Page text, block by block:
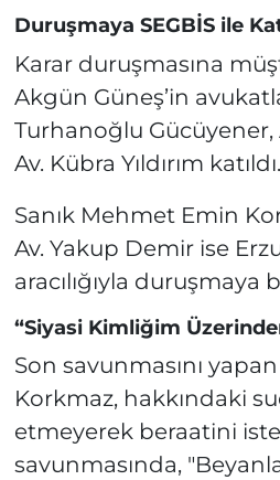
Duruşmaya SEGBİS ile
Karar duruşmasına
Akgün Güneş’in
Turhanoğlu Gücüyener,
Av. Kübra Yıldırım katıldı.
Sanık Mehmet Emin
Av. Yakup Demir ise
aracılığıyla duruşmaya
“Siyasi Kimliğim
Son savunmasını
Korkmaz, hakkındaki
etmeyerek beraatini
savunmasında,